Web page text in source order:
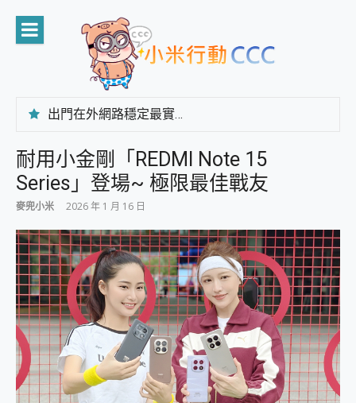
content
出門在外網路穩定最實在 「台灣大哥大」榮獲 4G/5G 在線率全球 NO.3 全台第一與全台六冠王實測心得，走到哪順到哪！
CP 值天花板~ Bongcom BS5 足球君開箱~ 短焦投影機 3千元就能擁有！ 折扣碼在這～
專為 PC上的 XBOX和掌機設計的 FireCuda X1070 SSD 固態硬碟開箱 評測
台灣製攝影機在這裡，100%全無線設計 SpotCam Solo Eco 太陽能防水雲端攝影機 SpotCam Solo 3 2.5K高畫質戶外攝影機 開箱 評測
防窺黑科技 Galaxy S26 Ultra系列保護貼怎麼選？imos AR 低反光玻璃、藍寶石鏡頭貼與軍規防摔殼完整開箱評價
AI 支付 一錶搞定大小事 Xiaomi Watch 5 開箱 評測
超驚艷 讓人一眼就愛上 LENOVO 聯想 Yoga Book 9 14吋 AI輕薄筆電 開箱 評測
美到讓人超想擁有 moto pad 60 系列 與 Moto | Swarovski razr 60 冰藍限定版本 開箱 評測
好用的 EaseUS Partition Master 讓您輕鬆的移除與格式化有防寫保護的隨身碟或SD卡
一鍵修復模糊影片、舊照的 AI 好幫手! VideoProc Converter AI 新版全解析 × 年末優惠，一篇全看懂
小朋友才做選擇 投影機 RGB藍牙音響 氛圍情境燈 我通通都要！ Starfish 2 幻彩膠囊投影機｜結合「 智慧投影 & 煥彩流動 」的沈浸式生活新體驗
外型超吸晴~ 給您絕佳操控體驗 GravaStar Mercury K1 系列 異星機械鍵盤與 Mercury X 系列 輕量無線電競滑鼠 開箱 評測
開箱~變身「蜘蛛人」椅子軍師！MSI MPG 491CQP QD-OLED 超寬曲面電競螢幕，多工辦公、爽度滿滿的終極桌面體驗
iPhone 17 系列 有認證的防護來囉！ imos 首家導入 UL MCV 行銷宣告驗證的手機配件品牌
耐用小金剛「REDMI Note 15
Series」登場~ 極限最佳戰友
麥兜小米 2026 年 1 月 16 日